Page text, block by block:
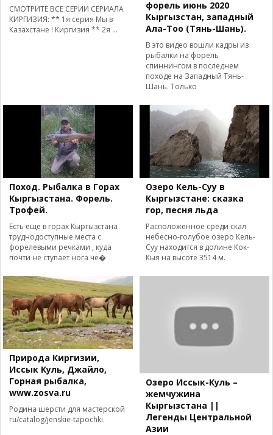
СМОТРИТЕ ВСЕ СЕРИИ СЕРИАЛА
КИРГИЗИЯ: ** 1я серия Мы в
Казахстане ! Киргизия ** 2я ...
форель июнь 2020
Кыргызстан, западный
Ала-Тоо (Тянь-Шань).
В это видео вошли кадры из
рыбалки на форель
спиннингом в последнем
походе на Западный Тянь-
Шань. Только
Поход. Рыбалка в Горах
Кыргызстана. Форель.
Трофей.
Есть еще в горах Кыргызстана
труднодоступные места с
форелевыми речками , куда
почти не ступает нога че�
Озеро Кель-Суу в
Кыргызстане: сказка
гор, песня льда
Расположенное среди скал
небесно-голубое озеро Кель-
Суу находится в долине Кок-
Кыя на высоте 3514 м.
Природа Киргизии,
Иссык Куль, Джайло,
Горная рыбалка,
www.zosva.ru
Родина шерсти для мастерской
ru/catalog/jenskie-tapochki.
Озеро Иссык-Куль –
жемчужина
Кыргызстана ||
Легенды Центральной
Азии